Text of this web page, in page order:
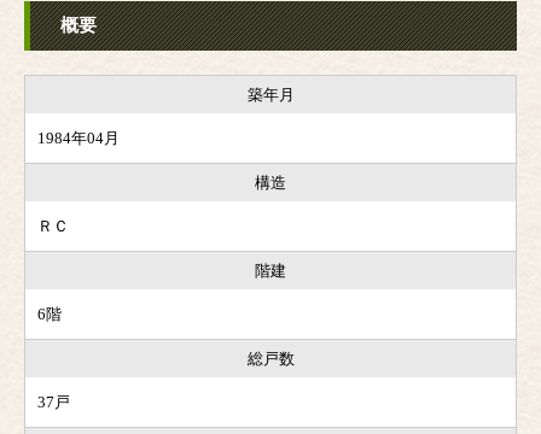
概要
築年月
1984年04月
構造
ＲＣ
階建
6階
総戸数
37戸